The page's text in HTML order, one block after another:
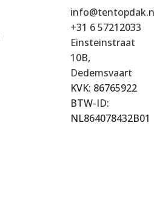
+31 6 57212033
Einsteinstraat
10B,
Dedemsvaart
KVK: 86765922
BTW-ID:
NL864078432B01